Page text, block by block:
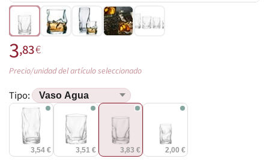
3,83€
Precio/unidad del artículo seleccionado
Tipo:
3,54 € 3,51 € 3,83 € 2,00 €